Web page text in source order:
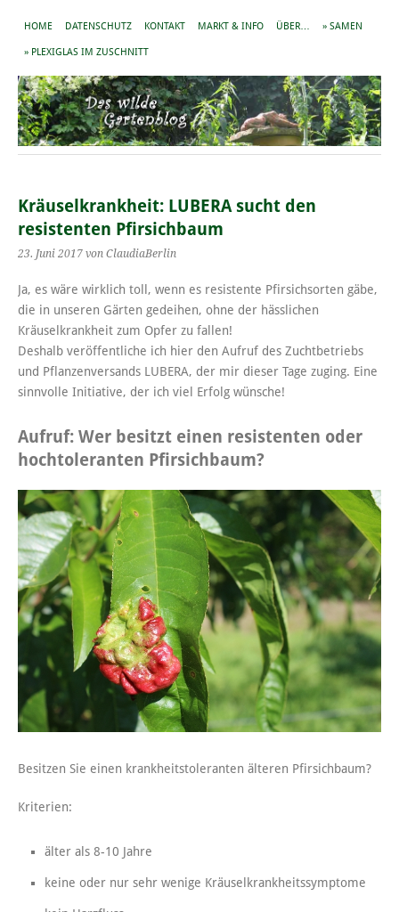
HOME DATENSCHUTZ KONTAKT MARKT & INFO ÜBER… » SAMEN
» PLEXIGLAS IM ZUSCHNITT
Kräuselkrankheit: LUBERA sucht den
resistenten Pfirsichbaum
23. Juni 2017 von ClaudiaBerlin
Ja, es wäre wirklich toll, wenn es resistente Pfirsichsorten gäbe,
die in unseren Gärten gedeihen, ohne der hässlichen
Kräuselkrankheit zum Opfer zu fallen!
Deshalb veröffentliche ich hier den Aufruf des Zuchtbetriebs
und Pflanzenversands LUBERA, der mir dieser Tage zuging. Eine
sinnvolle Initiative, der ich viel Erfolg wünsche!
Aufruf: Wer besitzt einen resistenten oder
hochtoleranten Pfirsichbaum?
Besitzen Sie einen krankheitstoleranten älteren Pfirsichbaum?
Kriterien:
älter als 8-10 Jahre
keine oder nur sehr wenige Kräuselkrankheitssymptome